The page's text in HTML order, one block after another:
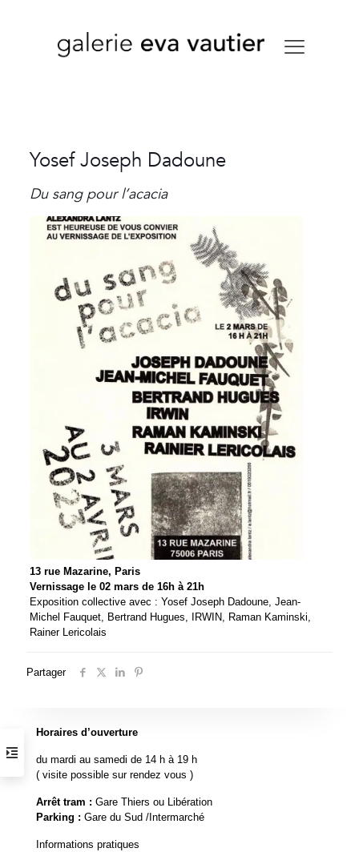
Yosef Joseph Dadoune
Du sang pour l’acacia
13 rue Mazarine, Paris
Vernissage le 02 mars de 16h à 21h
Exposition collective avec : Yosef Joseph Dadoune, Jean-
Michel Fauquet, Bertrand Hugues, IRWIN, Raman Kaminski,
Rainer Lericolais
Partager
Horaires d’ouverture
du mardi au samedi de 14 h à 19 h
( visite possible sur rendez vous )
Arrêt tram : Gare Thiers ou Libération
Parking : Gare du Sud /Intermarché
Informations pratiques